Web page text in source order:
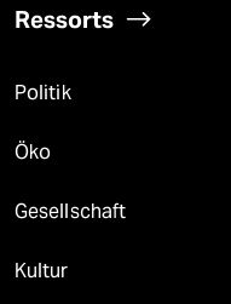
Ressorts
Politik
Öko
Gesellschaft
Kultur